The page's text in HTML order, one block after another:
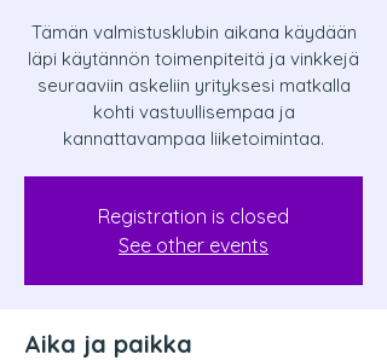
Tämän valmistusklubin aikana käydään
läpi käytännön toimenpiteitä ja vinkkejä
seuraaviin askeliin yrityksesi matkalla
kohti vastuullisempaa ja
kannattavampaa liiketoimintaa.
Registration is closed
See other events
Aika ja paikka